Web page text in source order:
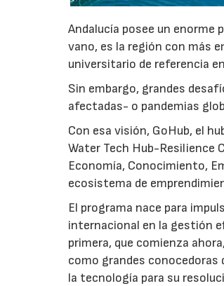
Andalucía posee un
vano, es la región con más
universitario de referencia
Sin embargo, grandes
afectadas- o pandemias
Con esa visión, GoHub, el
Water Tech Hub-Resilience
Economía, Conocimiento,
ecosistema de
El programa nace para
internacional en la gestión
primera, que comienza
como grandes conocedoras
la tecnología para su